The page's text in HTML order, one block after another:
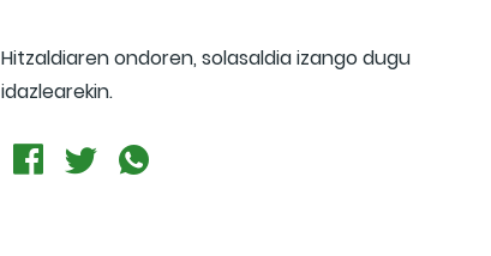
Hitzaldiaren ondoren, solasaldia izango dugu
idazlearekin.